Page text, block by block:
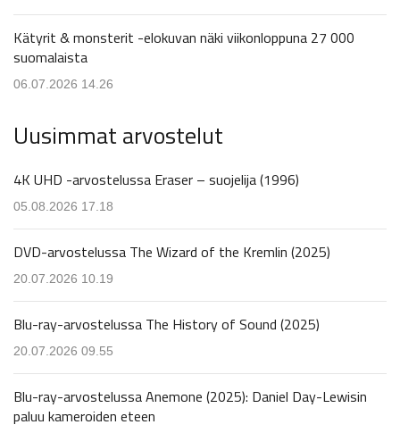
Kätyrit & monsterit -elokuvan näki viikonloppuna 27 000
suomalaista
06.07.2026 14.26
Uusimmat arvostelut
4K UHD -arvostelussa Eraser – suojelija (1996)
05.08.2026 17.18
DVD-arvostelussa The Wizard of the Kremlin (2025)
20.07.2026 10.19
Blu-ray-arvostelussa The History of Sound (2025)
20.07.2026 09.55
Blu-ray-arvostelussa Anemone (2025): Daniel Day-Lewisin
paluu kameroiden eteen